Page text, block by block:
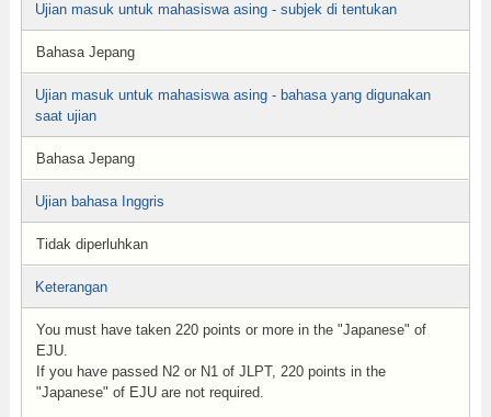
Ujian masuk untuk mahasiswa asing - subjek di tentukan
Bahasa Jepang
Ujian masuk untuk mahasiswa asing - bahasa yang digunakan
saat ujian
Bahasa Jepang
Ujian bahasa Inggris
Tidak diperluhkan
Keterangan
You must have taken 220 points or more in the "Japanese" of
EJU.
If you have passed N2 or N1 of JLPT, 220 points in the
"Japanese" of EJU are not required.